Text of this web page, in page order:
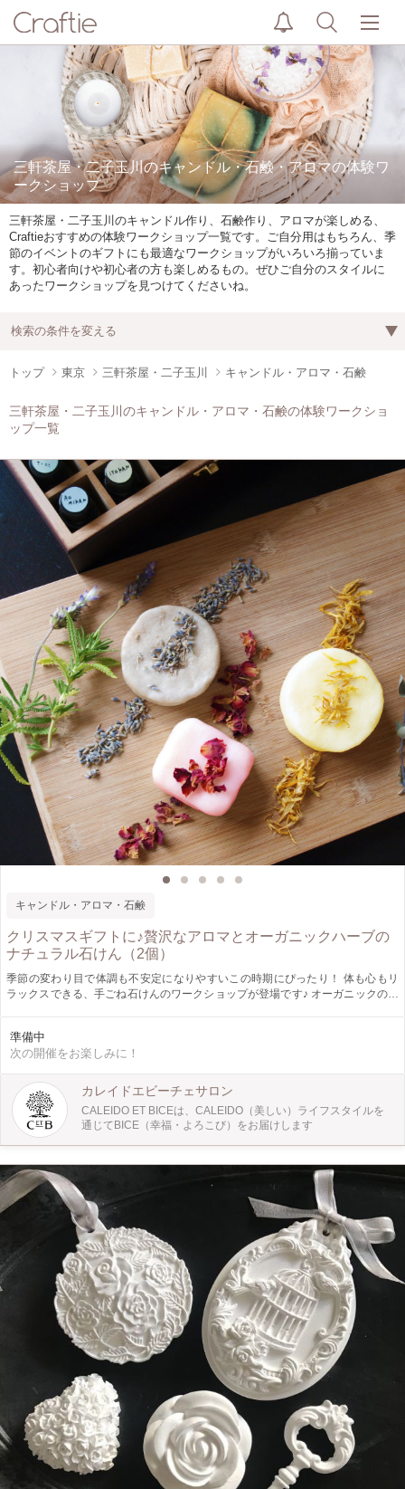
三軒茶屋・二子玉川のキャンドル・石鹸・アロマの体験ワ
ークショップ
三軒茶屋・二子玉川のキャンドル作り、石鹸作り、アロマが楽しめる、
Craftieおすすめの体験ワークショップ一覧です。ご自分用はもちろん、季
節のイベントのギフトにも最適なワークショップがいろいろ揃っていま
す。初心者向けや初心者の方も楽しめるもの。ぜひご自分のスタイルに
あったワークショップを見つけてくださいね。
検索の条件を変える
トップ 東京 三軒茶屋・二子玉川 キャンドル・アロマ・石鹸
三軒茶屋・二子玉川のキャンドル・アロマ・石鹸の体験ワークショ
ップ一覧
キャンドル・アロマ・石鹸
クリスマスギフトに♪贅沢なアロマとオーガニックハーブの
ナチュラル石けん（2個）
季節の変わり目で体調も不安定になりやすいこの時期にぴったり！ 体も心もリ
ラックスできる、手ごね石けんのワークショップが登場です♪ オーガニックのハ
ェから特別にご提供のもの。 石けんとして使用できるだけでなく、香りのイン
テリアにも◎ 簡単な手順で、材料も安心の素材。 贅沢な香りとハーブの力で、
をご提供♪ サイズ：縦10ｃｍ、横10ｃｍ、高さ1.5ｃｍ 重さ50g （２つお作りい
ただけます） 【CALEIDO ET BICE（カレイドエビーチェ）とは？】 「GLOBAL
WORK」「LOWRYS FARM」「niko and ...」 など数多くのファッションブラン
ドを持つ、株式会社アダストリアの初のコスメブランドです。「CALEIDO ET
BICE」は、CALEIDO（美しい）ライフスタイルを通じて、BICE（幸福・よろこ
び）をお届けする、日々の仕事、趣味、家事など自分を取り巻く全ての事に前向
きに取り組み、毎日を忙しく過ごしている女性達へ、『植物の力』を通して、肌
やからだにやさしく、使っていて気持ちがいい、自然を感じさせるナチュラルコ
スメを展開しています。
準備中
次の開催をお楽しみに！
カレイドエビーチェサロン
CALEIDO ET BICEは、CALEIDO（美しい）ライフスタイルを
通じてBICE（幸福・よろこび）をお届けします